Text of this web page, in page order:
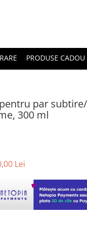
PRODUSE CADOU
par
300 ml
Lei